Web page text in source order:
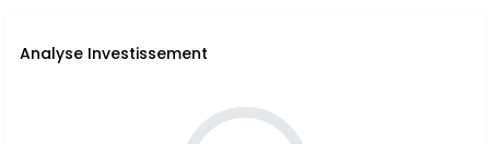
Analyse Investissement